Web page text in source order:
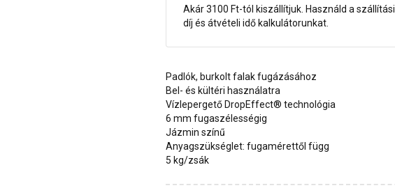
Akár 3100 Ft-tól kiszállítjuk. Használd a szállítási
díj és átvételi idő kalkulátorunkat.
Padlók, burkolt falak fugázásához
Bel- és kültéri használatra
Vízlepergető DropEffect® technológia
6 mm fugaszélességig
Jázmin színű
Anyagszükséglet: fugamérettől függ
5 kg/zsák